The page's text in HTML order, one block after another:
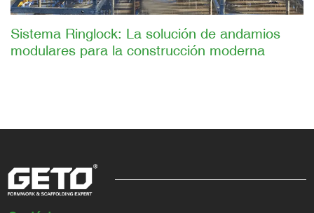
Sistema Ringlock: La solución de andamios
modulares para la construcción moderna